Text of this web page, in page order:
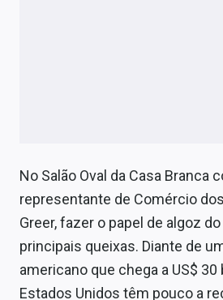
No Salão Oval da Casa Branca
representante de Comércio
Greer, fazer o papel de algoz
principais queixas. Diante de
americano que chega a US$ 30
Estados Unidos têm pouco a